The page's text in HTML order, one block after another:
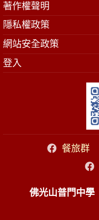
著作權聲明
隱私權政策
網站安全政策
登入
餐旅群
佛光山普門中學